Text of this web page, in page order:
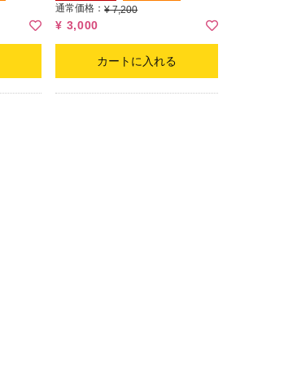
の浄化、お風呂でのご利用な
ど、お好きな用途に合わせてご
通常価格：¥ 7,200
¥ 3,000
カートに入れる